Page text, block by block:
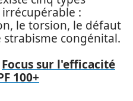
:
le torsion, le défaut
strabisme congénital.
Focus sur l'efficacité
100+